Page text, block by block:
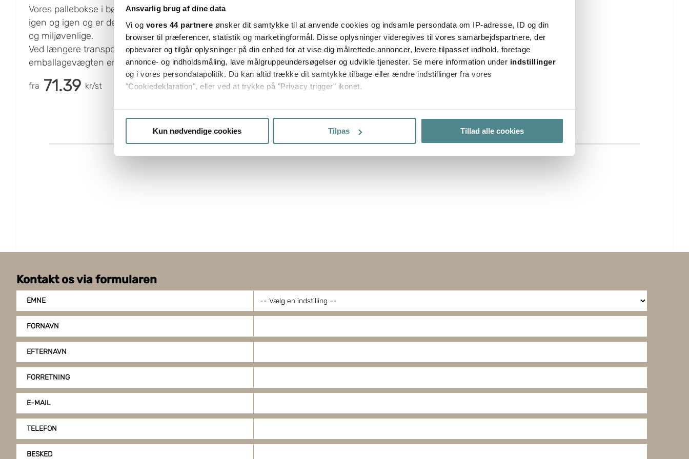
Ansvarlig brug af dine data
Vi og vores 44 partnere ønsker dit samtykke til at anvende cookies og indsamle persondata om IP-adresse, ID og din
browser til præferencer, statistik og marketingformål. Disse oplysninger videregives til vores samarbejdspartnere, der
opbevarer og tilgår oplysninger på din enhed for at vise dig målrettede annoncer, levere tilpasset indhold, foretage
annonce- og indholdsmåling, lave målgruppeundersøgelser og udvikle tjenester. Se mere information under indstillinger
og i vores persondatapolitik. Du kan altid trække dit samtykke tilbage eller ændre indstillinger fra vores
"Cookiedeklaration", eller ved at trykke på "Privacy trigger" ikonet.
Hvis du tillader det, vil vi også gerne:
Identificere din enhed baseret på en scanning af dens unikke karakteristika (fingerprinting)
Kun nødvendige cookies Tilpas Tillad alle cookies
Vores pallebokse i bølgepap kan genbruges
igen og igen og er desuden genanvendelige
og miljøvenlige.
Ved længere transport og luftfragt er
emballagevægten en meget vigtig faktor ud
fra et transportøkonomisk perspektiv. Lavest
mulig vægt giver lavere
Pallebokse, eller pallecontainere som det
også kaldes, i bølgepap er en særdeles god
emballageløsning til dette formål.
Emballagen lukkes med pallelåg, og man får
fra 71.39 kr/st
Kontakt os via formularen
EMNE
FORNAVN
EFTERNAVN
FORRETNING
E-MAIL
TELEFON
BESKED